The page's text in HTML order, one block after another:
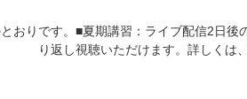
おりです。■夏期講習：ライブ配信2日
り返し視聴いただけます。詳しくは